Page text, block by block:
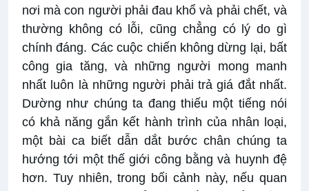
nơi mà con người phải đau khổ và phải chết, và
thường không có lỗi, cũng chẳng có lý do gì
chính đáng. Các cuộc chiến không dừng lại, bất
công gia tăng, và những người mong manh
nhất luôn là những người phải trả giá đắt nhất.
Dường như chúng ta đang thiếu một tiếng nói
có khả năng gắn kết hành trình của nhân loại,
một bài ca biết dẫn dắt bước chân chúng ta
hướng tới một thế giới công bằng và huynh đệ
hơn. Tuy nhiên, trong bối cảnh này, nếu quan